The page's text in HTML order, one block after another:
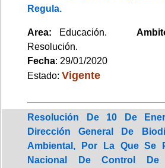
Regula.
Area: Educación.
Resolución.
Fecha: 29/01/2020
Estado: Vigente
Resolución De 10 De
Dirección General De
Ambiental, Por La Que Se
Nacional De Control De